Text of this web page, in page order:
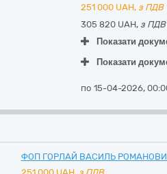
251 000 UAH, з ПДВ
305 820 UAH, з ПДВ
Показати
Показати
по 15-04-2026,
ФОП ГОРЛАЙ ВАСИЛЬ